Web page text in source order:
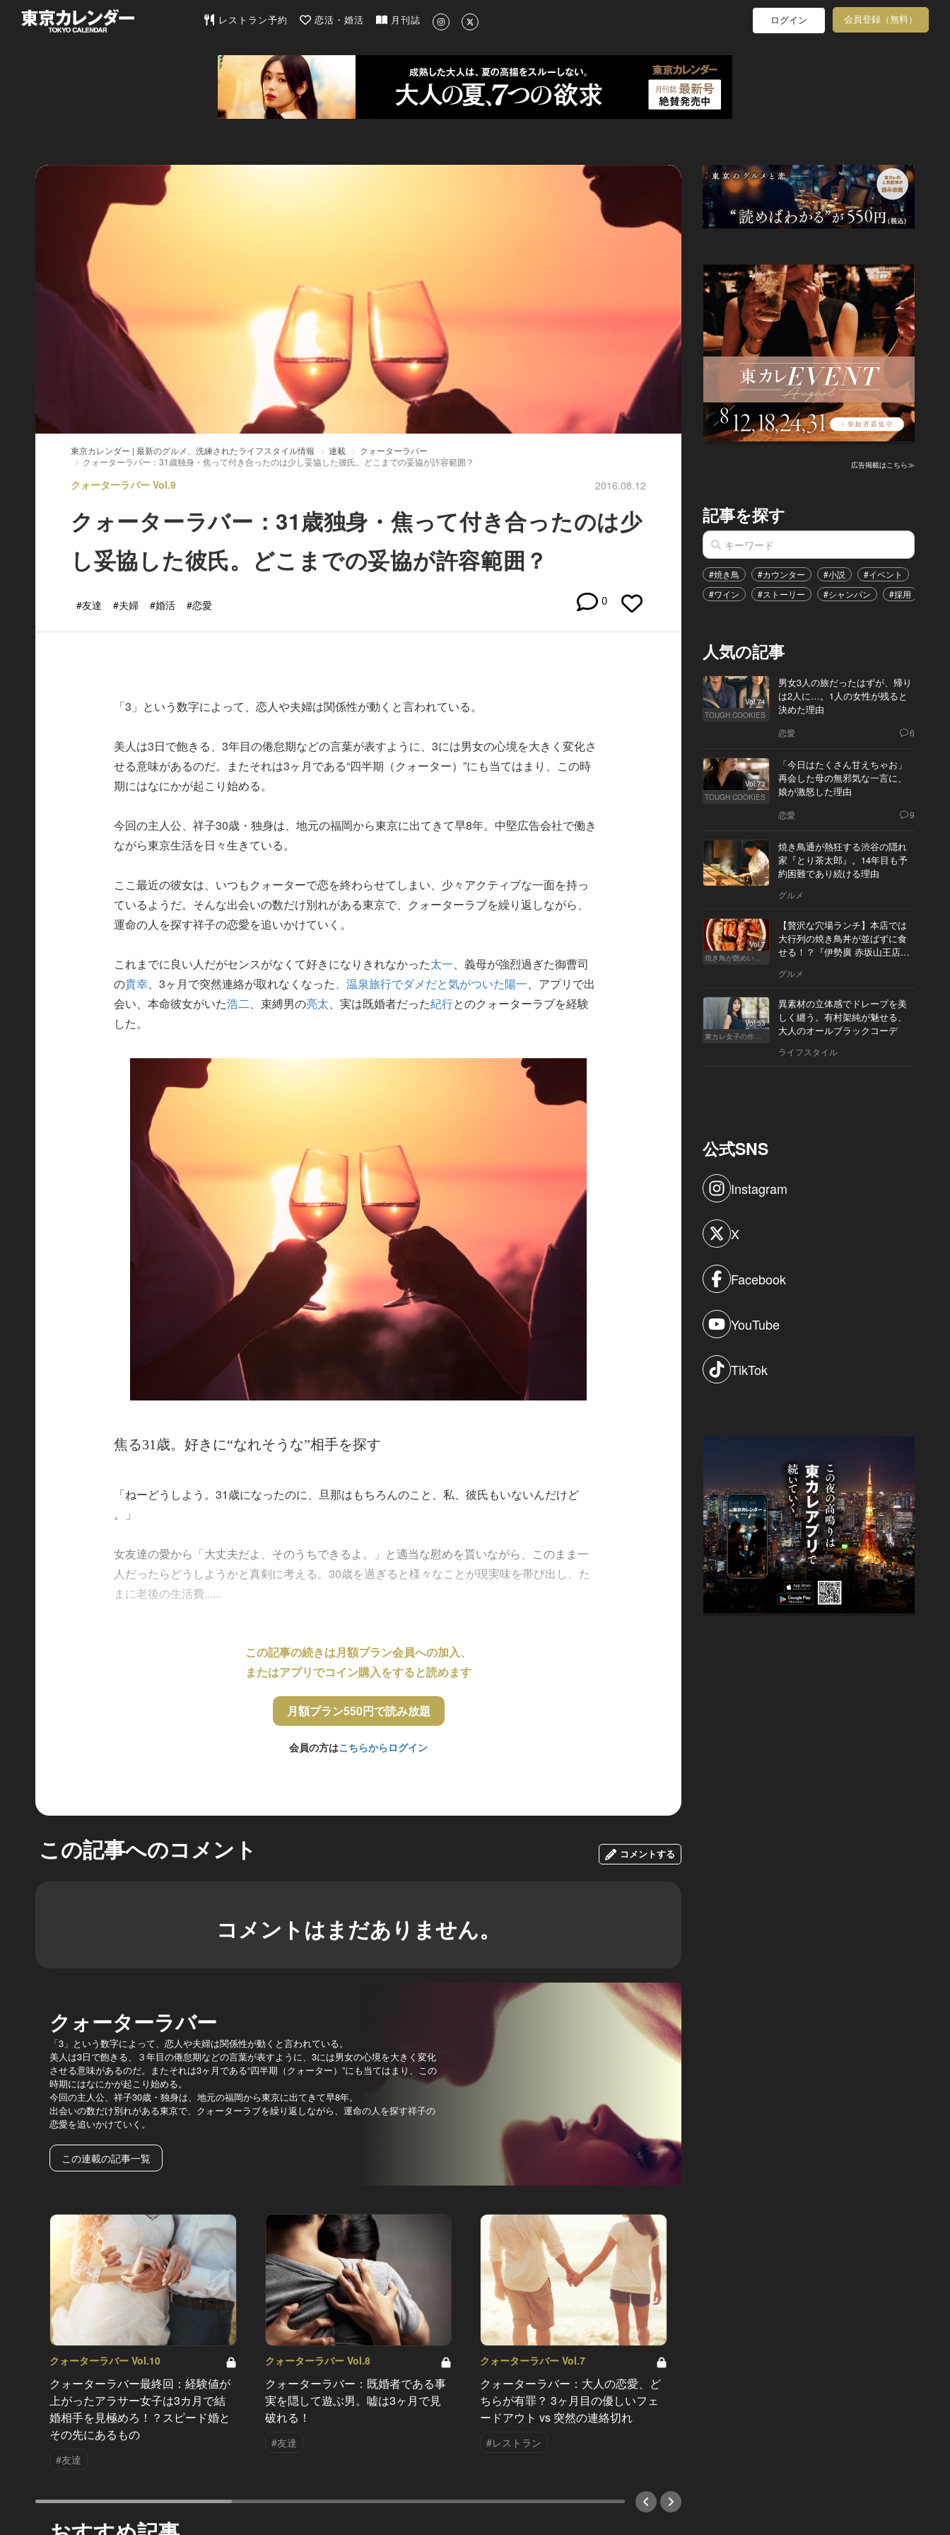
東京カレンダー | 最新のグルメ、洗練されたライフスタイル情報
レストラン予約 恋活・婚活 月刊誌 ログイン 会員登録（無料）
東京カレンダー | 最新のグルメ、洗練されたライフスタイル情報 連載
クォーターラバー
クォーターラバー：31歳独身・焦って付き合ったのは少し妥協した彼氏。どこまでの妥協が許容範囲？
クォーターラバー Vol.9 2016.08.12
クォーターラバー：31歳独身・焦って付き合ったのは少
し妥協した彼氏。どこまでの妥協が許容範囲？
#友達 #夫婦 #婚活 #恋愛 0
「3」という数字によって、恋人や夫婦は関係性が動くと言われている。
美人は3日で飽きる、3年目の倦怠期などの言葉が表すように、3には男女の心境を大きく変化さ
せる意味があるのだ。またそれは3ヶ月である“四半期（クォーター）”にも当てはまり、この時
期にはなにかが起こり始める。
今回の主人公、祥子30歳・独身は、地元の福岡から東京に出てきて早8年。中堅広告会社で働き
ながら東京生活を日々生きている。
ここ最近の彼女は、いつもクォーターで恋を終わらせてしまい、少々アクティブな一面を持っ
ているようだ。そんな出会いの数だけ別れがある東京で、クォーターラブを繰り返しながら、
運命の人を探す祥子の恋愛を追いかけていく。
これまでに良い人だがセンスがなくて好きになりきれなかった太一、義母が強烈過ぎた御曹司
の貴幸、3ヶ月で突然連絡が取れなくなった、温泉旅行でダメだと気がついた陽一、アプリで出
会い、本命彼女がいた浩二、束縛男の亮太、実は既婚者だった紀行とのクォーターラブを経験
した。
焦る31歳。好きに“なれそうな”相手を探す
「ねーどうしよう。31歳になったのに、旦那はもちろんのこと、私、彼氏もいないんだけど
。」
女友達の愛から「大丈夫だよ、そのうちできるよ。」と適当な慰めを貰いながら、このまま一
人だったらどうしようかと真剣に考える。30歳を過ぎると様々なことが現実味を帯び出し、た
まに老後の生活費......
この記事の続きは月額プラン会員への加入、
またはアプリでコイン購入をすると読めます
月額プラン550円で読み放題
会員の方はこちらからログイン
この記事へのコメント コメントする
コメントはまだありません。
クォーターラバー
「3」という数字によって、恋人や夫婦は関係性が動くと言われている。
美人は3日で飽きる、３年目の倦怠期などの言葉が表すように、3には男女の心境を大きく変化
させる意味があるのだ。またそれは3ヶ月である“四半期（クォーター）”にも当てはまり、この
時期にはなにかが起こり始める。
今回の主人公、祥子30歳・独身は、地元の福岡から東京に出てきて早8年。
出会いの数だけ別れがある東京で、クォーターラブを繰り返しながら、運命の人を探す祥子の
恋愛を追いかけていく。
この連載の記事一覧
クォーターラバー Vol.10
クォーターラバー最終回：経験値が
上がったアラサー女子は3カ月で結
婚相手を見極めろ！？スピード婚と
その先にあるもの
#友達
クォーターラバー Vol.8
クォーターラバー：既婚者である事
実を隠して遊ぶ男。嘘は3ヶ月で見
破れる！
#友達
クォーターラバー Vol.7
クォーターラバー：大人の恋愛、ど
ちらが有罪？ 3ヶ月目の優しいフェ
ードアウト vs 突然の連絡切れ
#レストラン
広告掲載はこちら≫
記事を探す
#焼き鳥 #カウンター #小説 #イベント
#ワイン
#ストーリー #シャンパン #採用
人気の記事
Vol.74
TOUGH COOKIES
男女3人の旅だったはずが、帰り
は2人に…。1人の女性が残ると
決めた理由
恋愛 6
Vol.73
TOUGH COOKIES
「今日はたくさん甘えちゃお」
再会した母の無邪気な一言に、
娘が激怒した理由
恋愛 9
焼き鳥通が熱狂する渋谷の隠れ
家『とり茶太郎』。14年目も予
約困難であり続ける理由
グルメ
Vol.7
焼き鳥が艶めいてきた
【贅沢な穴場ランチ】本店では
大行列の焼き鳥丼が並ばずに食
せる！？『伊勢廣 赤坂山王店』
グルメ
Vol.53
東カレ女子の作り方
異素材の立体感でドレープを美
しく纏う。有村架純が魅せる、
大人のオールブラックコーデ
ライフスタイル
公式SNS
Instagram
X
Facebook
YouTube
TikTok